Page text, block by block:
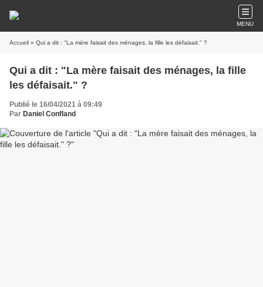
MENU
Accueil » Qui a dit : "La mère faisait des ménages, la fille les défaisait." ?
Qui a dit : "La mère faisait des ménages, la fille
les défaisait." ?
Publié le 16/04/2021 à 09:49
Par Daniel Confland